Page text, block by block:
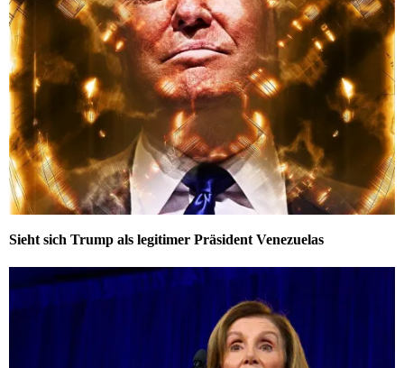
Sieht sich Trump als legitimer Präsident Venezuelas